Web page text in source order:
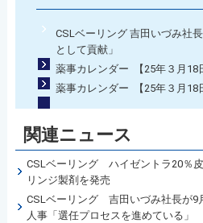
CSLベーリング 吉田いづみ社
として貢献」
薬事カレンダー 【25年３月18
薬事カレンダー 【25年３月18
関連ニュース
CSLベーリング ハイゼントラ20％
リンジ製剤を発売
CSLベーリング 吉田いづみ社長が
人事「選任プロセスを進めている」